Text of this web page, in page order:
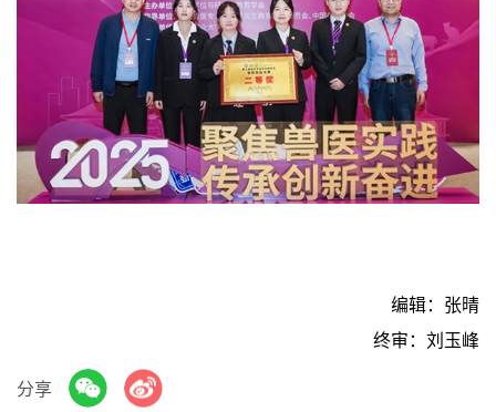
编辑：张晴
终审：刘玉峰
分享